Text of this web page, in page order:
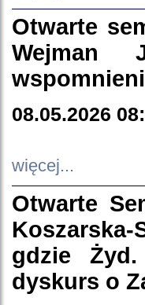
Otwarte
Wejman
08.05.2026
więcej...
Otwarte
Koszarska-
gdzie
dyskurs o